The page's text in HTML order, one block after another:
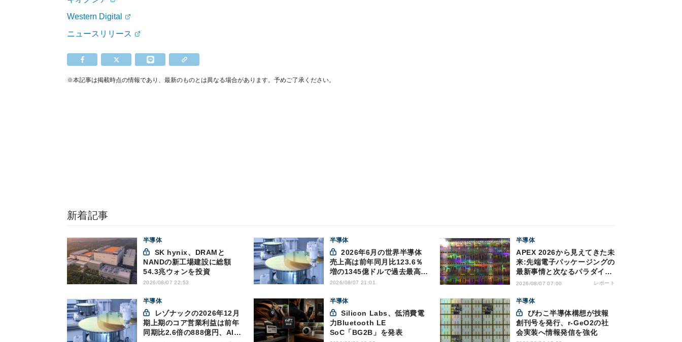
Western Digital
ニュースリリース
※本記事は掲載時点の情報であり、最新のものとは異なる場合があります。予めご了承ください。
新着記事
半導体
NANDの新工場建設に総額
54.3兆ウォンを投資
2026/08/07 22:53
半導体
2026年6月の世界半導体
売上高は前年同月比123.6％
増の1345億ドルで過去最高更
新 SIA調べ
2026/08/07 21:01
半導体
APEX 2026から見えてきた未
来:先端電子パッケージングの
最新事情と次なるパラダイム
シフト
2026/08/07 07:00 レポート
半導体
期上期のコア営業利益は前年
同期比2.6倍の888億円、AI向
半導体
Silicon Labs、低消費電
力Bluetooth LE
SoC「BG2B」を発表
半導体
創刊号を発行、r-GeO2の社
会実装へ情報発信を強化